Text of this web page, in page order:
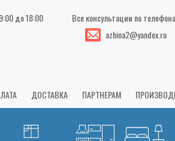
до 18:00
Все консультации по
azhina2@yandex.ru
ДОСТАВКА ПАРТНЕРАМ